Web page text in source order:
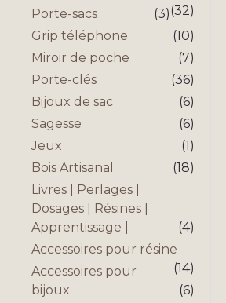
(32)
Porte-sacs
(3)
Grip téléphone
(10)
Miroir de poche
(7)
Porte-clés
(36)
Bijoux de sac
(6)
Sagesse
(6)
Jeux
(1)
Bois Artisanal
(18)
Livres | Perlages |
Dosages | Résines |
Apprentissage |
(4)
Accessoires pour résine
(14)
Accessoires pour
bijoux
(6)